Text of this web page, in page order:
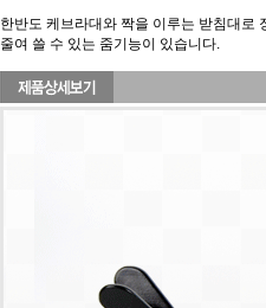
한반도 케브라대와 짝을 이루는 받침대 로
줄여 쓸 수 있는 줌기능이 있습니다.